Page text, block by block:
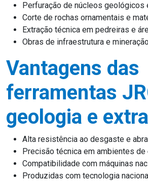
Perfuração de núcleos geológicos
Corte de rochas ornamentais e
Extração técnica em pedreiras e
Obras de infraestrutura e
Vantagens das
ferramentas
geologia e
Alta resistência ao desgaste e
Precisão técnica em ambientes de
Compatibilidade com máquinas
Produzidas com tecnologia